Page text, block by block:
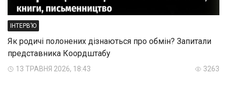
ІНТЕРВ’Ю
Як родичі полонених дізнаються про обмін? Запитали
представника Коордштабу
13 ТРАВНЯ 2026, 18:43 3263